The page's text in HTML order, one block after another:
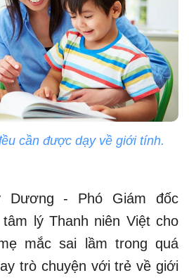
cần được dạy về giới tính.
Dương - Phó Giám đốc
lý Thanh niên Việt cho
mắc sai lầm trong quá
trò chuyện với trẻ về giới